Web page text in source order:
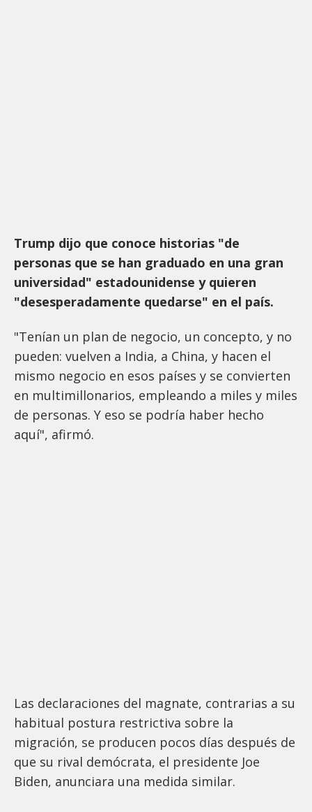
Trump dijo que conoce historias "de
personas que se han graduado en una gran
universidad" estadounidense y quieren
"desesperadamente quedarse" en el país.
"Tenían un plan de negocio, un concepto, y no
pueden: vuelven a India, a China, y hacen el
mismo negocio en esos países y se convierten
en multimillonarios, empleando a miles y miles
de personas. Y eso se podría haber hecho
aquí", afirmó.
Las declaraciones del magnate, contrarias a su
habitual postura restrictiva sobre la
migración, se producen pocos días después de
que su rival demócrata, el presidente Joe
Biden, anunciara una medida similar.